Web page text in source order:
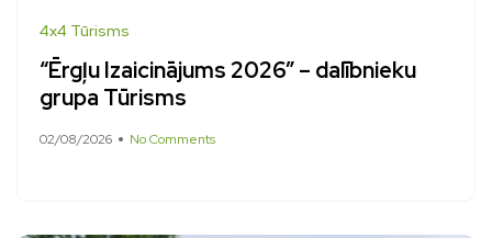
4x4 Tūrisms
“Ērgļu Izaicinājums 2026” – dalībnieku
grupa Tūrisms
02/08/2026 No Comments